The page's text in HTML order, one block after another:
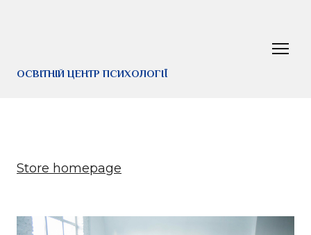
ОСВІТНІЙ ЦЕНТР ПСИХОЛОГІЇ
Store homepage